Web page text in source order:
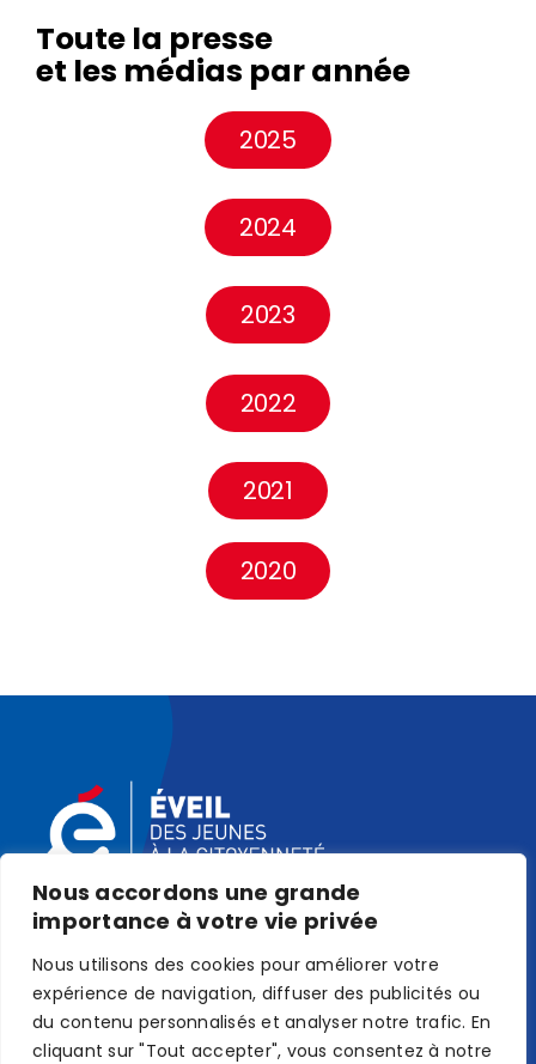
Nous accordons une grande
importance à votre vie privée
Nous utilisons des cookies pour améliorer votre
expérience de navigation, diffuser des publicités ou
du contenu personnalisés et analyser notre trafic. En
cliquant sur "Tout accepter", vous consentez à notre
Toute la presse
et les médias par année
2025
2024
2023
2022
2021
2020